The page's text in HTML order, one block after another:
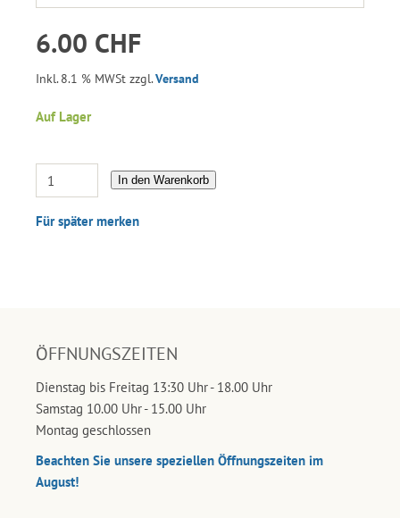
6.00 CHF
Inkl. 8.1 % MWSt zzgl.Versand
Auf Lager
In den Warenkorb
Für später merken
ÖFFNUNGSZEITEN
Dienstag bis Freitag 13:30 Uhr - 18.00 Uhr
Samstag 10.00 Uhr - 15.00 Uhr
Montag geschlossen
Beachten Sie unsere speziellen Öffnungszeiten im
August!